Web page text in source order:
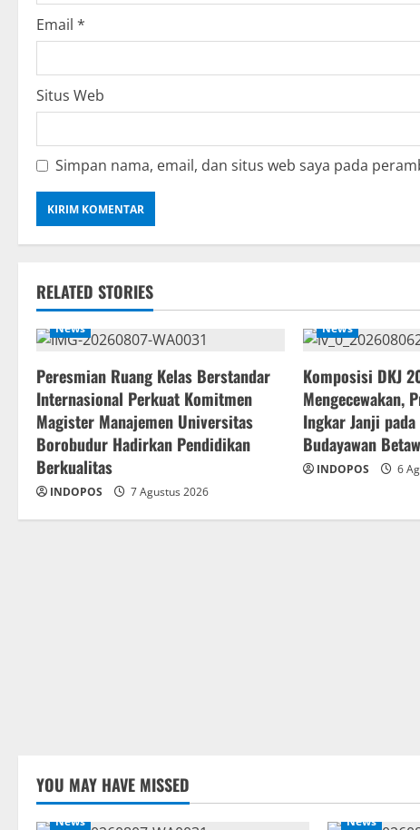
Email *
Situs Web
Simpan nama, email, dan situs web saya pada
RELATED STORIES
News
Peresmian Ruang Kelas Berstandar
Internasional Perkuat Komitmen
Magister Manajemen Universitas
Borobudur Hadirkan Pendidikan
Berkualitas
INDOPOS 7 Agustus 2026
News
Komposisi DKJ
Mengecewakan,
Ingkar Janji
Budayawan
INDOPOS 6
YOU MAY HAVE MISSED
News
News